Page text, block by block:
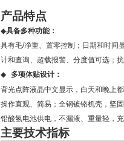
产品特点
◆具备多种功能：
具有毛/净重、置零控制；日期和时间
计和查询、超载报警、分度值可选；
◆ 多项体贴设计 ：
背光点阵液晶中文显示，白天和晚上
操作直观、简易；全钢镀铬机壳，坚
铅酸氢电池供电，不漏液、重量轻，
主要技术指标